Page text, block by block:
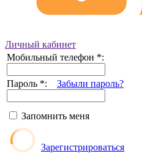
Личный кабинет
Мобильный телефон *:
Пароль *: Забыли пароль?
Запомнить меня
Зарегистрироваться